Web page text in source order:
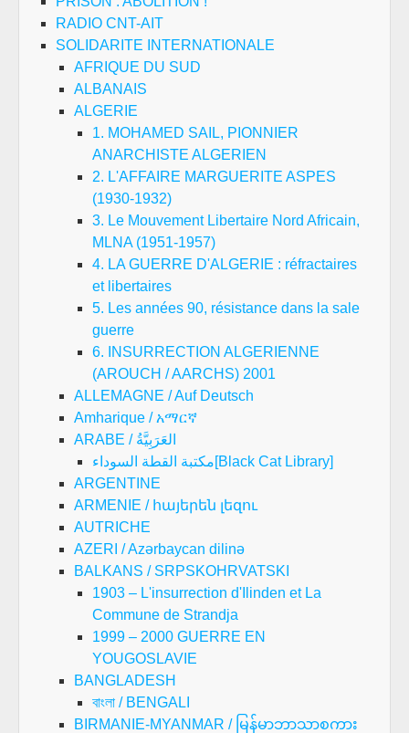
RADIO CNT-AIT
SOLIDARITE INTERNATIONALE
AFRIQUE DU SUD
ALBANAIS
ALGERIE
1. MOHAMED SAIL, PIONNIER
ANARCHISTE ALGERIEN
2. L'AFFAIRE MARGUERITE ASPES
(1930-1932)
3. Le Mouvement Libertaire Nord Africain,
MLNA (1951-1957)
4. LA GUERRE D'ALGERIE : réfractaires
et libertaires
5. Les années 90, résistance dans la sale
guerre
6. INSURRECTION ALGERIENNE
(AROUCH / AARCHS) 2001
ALLEMAGNE / Auf Deutsch
Amharique / አማርኛ
ARABE / العَرَبِيَّةُ
مكتبة القطة السوداء[Black Cat Library]
ARGENTINE
ARMENIE / հայերեն լեզու
AUTRICHE
AZERI / Azərbaycan dilinə
BALKANS / SRPSKOHRVATSKI
1903 – L'insurrection d'Ilinden et La
Commune de Strandja
1999 – 2000 GUERRE EN
YOUGOSLAVIE
BANGLADESH
বাংলা / BENGALI
BIRMANIE-MYANMAR / မြန်မာဘာသာစကား